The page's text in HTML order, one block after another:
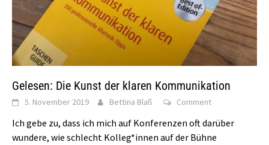
Gelesen: Die Kunst der klaren Kommunikation
5. November 2019 Bettina Blaß Comment
Ich gebe zu, dass ich mich auf Konferenzen oft darüber
wundere, wie schlecht Kolleg*innen auf der Bühne